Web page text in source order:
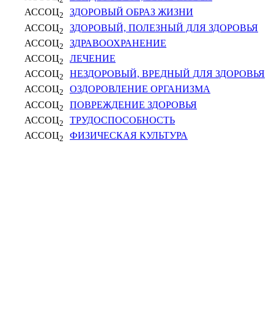
АССОЦ2
ЗДОРОВЫЙ ОБРАЗ ЖИЗНИ
АССОЦ2
ЗДОРОВЫЙ, ПОЛЕЗНЫЙ ДЛЯ ЗДОРОВЬЯ
АССОЦ2
ЗДРАВООХРАНЕНИЕ
АССОЦ2
ЛЕЧЕНИЕ
АССОЦ2
НЕЗДОРОВЫЙ, ВРЕДНЫЙ ДЛЯ ЗДОРОВЬЯ
АССОЦ2
ОЗДОРОВЛЕНИЕ ОРГАНИЗМА
АССОЦ2
ПОВРЕЖДЕНИЕ ЗДОРОВЬЯ
АССОЦ2
ТРУДОСПОСОБНОСТЬ
АССОЦ2 ФИЗИЧЕСКАЯ КУЛЬТУРА